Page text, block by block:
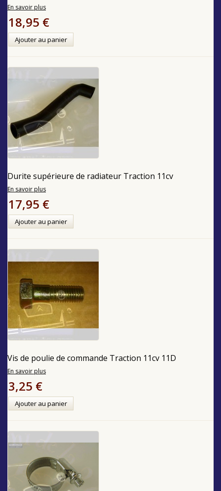
En savoir plus
18,95 €
Ajouter au panier
Durite supérieure de radiateur Traction 11cv
En savoir plus
17,95 €
Ajouter au panier
Vis de poulie de commande Traction 11cv 11D
En savoir plus
3,25 €
Ajouter au panier